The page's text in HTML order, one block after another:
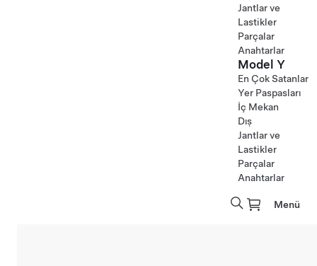
Jantlar ve
Lastikler
Parçalar
Anahtarlar
Model Y
En Çok Satanlar
Yer Paspasları
İç Mekan
Dış
Jantlar ve
Lastikler
Parçalar
Anahtarlar
Menü